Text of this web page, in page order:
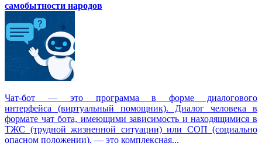
самобытности народов
Чат-бот — это программа в форме диалогового
интерфейса (виртуальный помощник). Диалог человека в
формате чат бота, имеющими зависимость и находящимися в
ТЖС (трудной жизненной ситуации) или СОП (социально
опасном положении), — это комплексная...